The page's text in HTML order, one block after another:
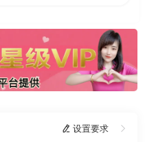
 设置要求 